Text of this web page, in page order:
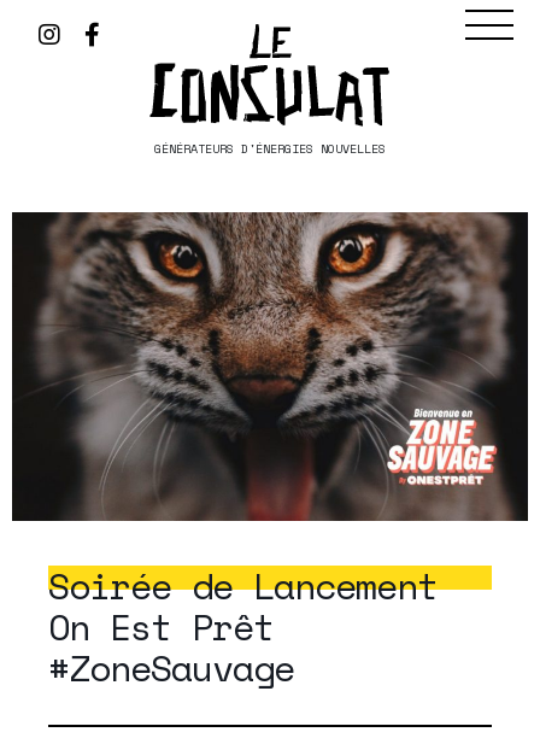
GÉNÉRATEURS D'ÉNERGIES NOUVELLES
Soirée de Lancement
On Est Prêt
#ZoneSauvage